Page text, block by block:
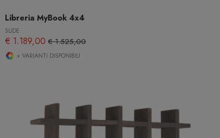
Libreria MyBook 4x4
SLIDE
€ 1.189,00 € 1.525,00
+ VARIANTI DISPONIBILI